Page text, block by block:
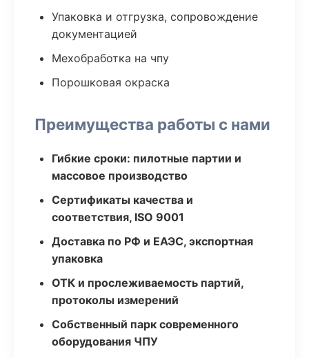
Упаковка и отгрузка, сопровождение
документацией
Мехобработка на чпу
Порошковая окраска
Преимущества работы с нами
Гибкие сроки: пилотные партии и
массовое производство
Сертификаты качества и
соответствия, ISO 9001
Доставка по РФ и ЕАЭС, экспортная
упаковка
ОТК и прослеживаемость партий,
протоколы измерений
Собственный парк современного
оборудования ЧПУ